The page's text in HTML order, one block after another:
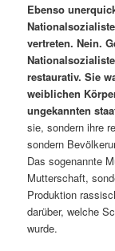
Ebenso
vertreten. Nein.
restaurativ. Sie
weiblichen
ungekannten
sie, sondern ihre
sondern
Das sogenannte
Mutterschaft,
Produktion
darüber, welche
wurde.